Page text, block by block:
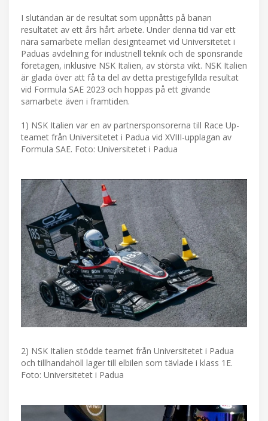
I slutändan är de resultat som uppnåtts på banan
resultatet av ett års hårt arbete. Under denna tid var ett
nära samarbete mellan designteamet vid Universitetet i
Paduas avdelning för industriell teknik och de sponsrande
företagen, inklusive NSK Italien, av största vikt. NSK Italien
är glada över att få ta del av detta prestigefyllda resultat
vid Formula SAE 2023 och hoppas på ett givande
samarbete även i framtiden.
1) NSK Italien var en av partnersponsorerna till Race Up-
teamet från Universitetet i Padua vid XVIII-upplagan av
Formula SAE. Foto: Universitetet i Padua
2) NSK Italien stödde teamet från Universitetet i Padua
och tillhandahöll lager till elbilen som tävlade i klass 1E.
Foto: Universitetet i Padua